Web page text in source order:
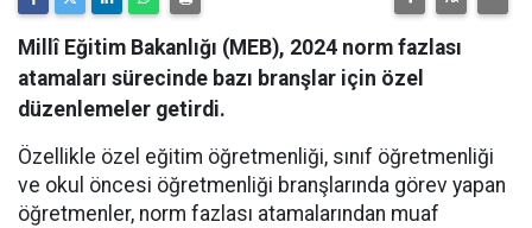
Millî Eğitim Bakanlığı (MEB), 2024 norm fazlası
atamaları sürecinde bazı branşlar için özel
düzenlemeler getirdi.
Özellikle özel eğitim öğretmenliği, sınıf öğretmenliği
ve okul öncesi öğretmenliği branşlarında görev yapan
öğretmenler, norm fazlası atamalarından muaf